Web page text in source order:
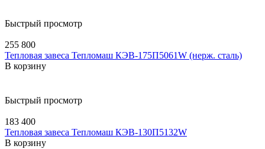
Быстрый просмотр
255 800
Тепловая завеса Тепломаш КЭВ-175П5061W (нерж. сталь)
В корзину
Быстрый просмотр
183 400
Тепловая завеса Тепломаш КЭВ-130П5132W
В корзину